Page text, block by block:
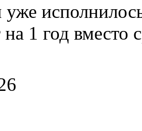
уже
на 1 год